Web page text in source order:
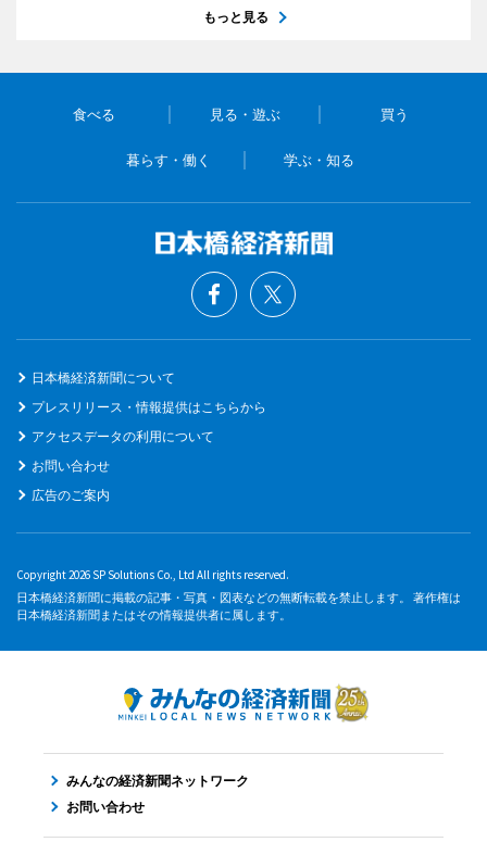
もっと見る
食べる 見る・遊ぶ 買う
暮らす・働く 学ぶ・知る
日本橋経済新聞について
プレスリリース・情報提供はこちらから
アクセスデータの利用について
お問い合わせ
広告のご案内
Copyright 2026 SP Solutions Co., Ltd All rights reserved.
日本橋経済新聞に掲載の記事・写真・図表などの無断転載を禁止します。 著作権は
日本橋経済新聞またはその情報提供者に属します。
みんなの経済新聞ネットワーク
お問い合わせ